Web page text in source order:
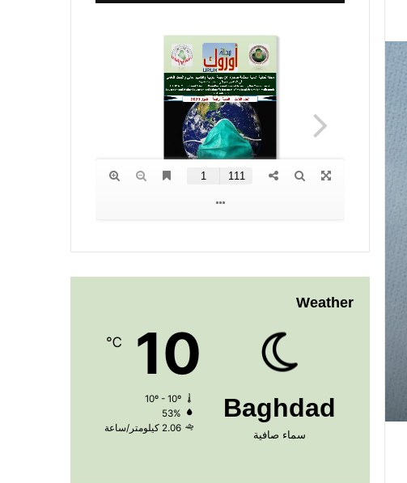
Weather
Baghdad
سماء صافية
10
℃
10º - 10º
53%
2.06 كيلومتر/ساعة